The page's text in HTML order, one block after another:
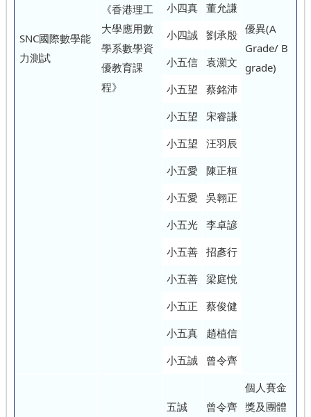
SNC國際數學能
力測試
《香港理工
大學應用數
學系數學資
優教育課
程》
優異(A
Grade/ B
grade)
小四真 董允謙
小四誠 劉承殷
小五信 袁灝文
小五望
蔡銘沛
小五望
宋睿謙
小五望
汪羽辰
小五愛
陳正桓
小五愛
吳翱正
小五光 李卓諺
小五善 招彥行
小五善 梁庭悅
小五正
蔡俊健
小五真
趙植信
小五誠
曾令齊
五誠 曾令齊
個人賽金
獎及團體